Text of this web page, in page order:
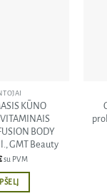
KŪNO
VITAMINAIS
BODY
GMT Beauty
su PVM